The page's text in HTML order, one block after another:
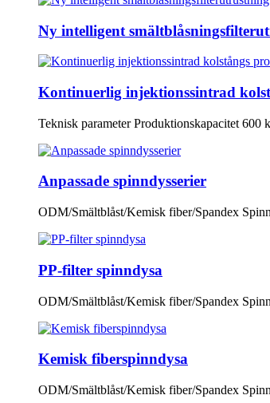
Ny intelligent
Kontinuerlig injektionssintrad
Teknisk parameter Produktionskapacitet
Anpassade spinndysserier
ODM/Smältblåst/Kemisk fiber/Spandex
PP-filter spinndysa
ODM/Smältblåst/Kemisk fiber/Spandex
Kemisk fiberspinndysa
ODM/Smältblåst/Kemisk fiber/Spandex